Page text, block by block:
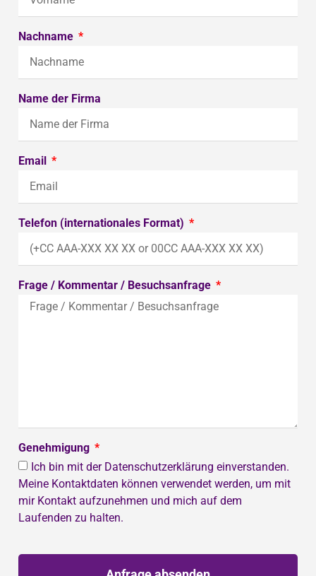
Nachname
Name der Firma
Email
Telefon (internationales Format)
Frage / Kommentar / Besuchsanfrage
Genehmigung
Ich bin mit der Datenschutzerklärung einverstanden.
Meine Kontaktdaten können verwendet werden, um mit
mir Kontakt aufzunehmen und mich auf dem
Laufenden zu halten.